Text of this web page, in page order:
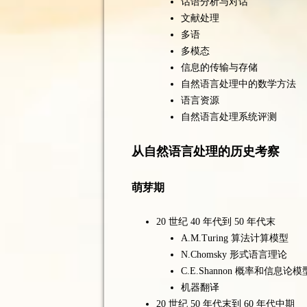
文献处理
多语
多模态
信息的传输与存储
自然语言处理中的数学方法
语言资源
自然语言处理系统评测
从自然语言处理的历史考察
萌芽期
20 世纪 40 年代到 50 年代末
A.M.Turing 算法计算模型
N.Chomsky 形式语言理论
C.E.Shannon 概率和信息论模
机器翻译
20 世纪 50 年代末到 60 年代中期